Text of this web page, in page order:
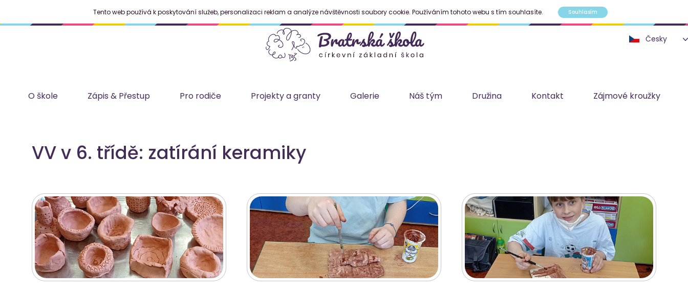
O škole Zápis & Přestup Pro rodiče Projekty a granty Galerie Náš tým Družina Kontakt Zájmové kroužky
VV v 6. třídě: zatírání keramiky
Tento web používá k poskytování služeb, personalizaci reklam a analýze návštěvnosti soubory cookie. Používáním tohoto webu s tím souhlasíte. Souhlasím